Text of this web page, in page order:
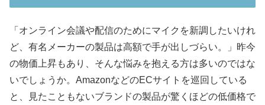
「オンライン会議や配信のためにマイクを新調したいけれ
ど、有名メーカーの製品は高額で手が出しづらい。」昨今
の物価上昇もあり、そんな悩みを抱える方は多いのではな
いでしょうか。AmazonなどのECサイトを巡回している
と、見たこともないブランドの製品が驚くほどの低価格で